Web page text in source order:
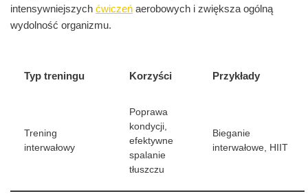
intensywniejszych ćwiczeń aerobowych i zwiększa ogólną
wydolność organizmu.
Typ treningu Korzyści Przykłady
Trening
interwałowy
Poprawa
kondycji,
efektywne
spalanie
tłuszczu
Bieganie
interwałowe, HIIT